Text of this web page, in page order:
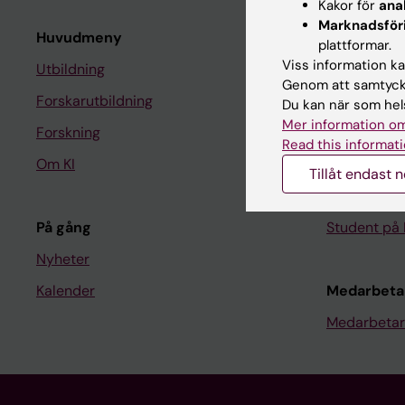
Huvudmeny
Utbildning
Forskarutbildning
Forskning
Om KI
På gång
Nyheter
Kalender
Student
Ladok
Canvas
Schema
Kurs- och
Student på
Kakor för
plattformar.
Viss information
Genom att
Du kan när som
Mer information
Read this
Tillåt endast